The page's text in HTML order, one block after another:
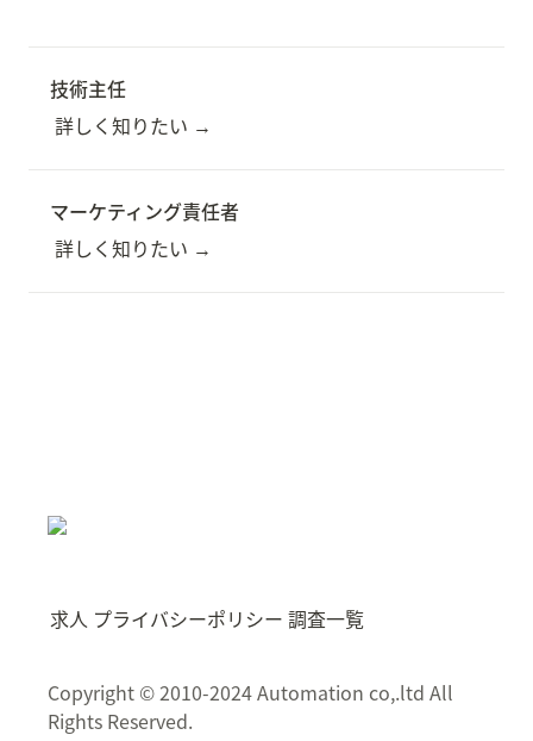
技術主任
詳しく知りたい →
マーケティング責任者
詳しく知りたい →
求人 プライバシーポリシー 調査一覧
Copyright © 2010-2024 Automation co,.ltd All
Rights Reserved.